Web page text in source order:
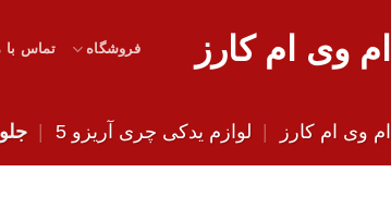
ام وی ام کارز فروشگاه تماس با
ام وی ام کارز | لوازم یدکی چری آریزو 5 |